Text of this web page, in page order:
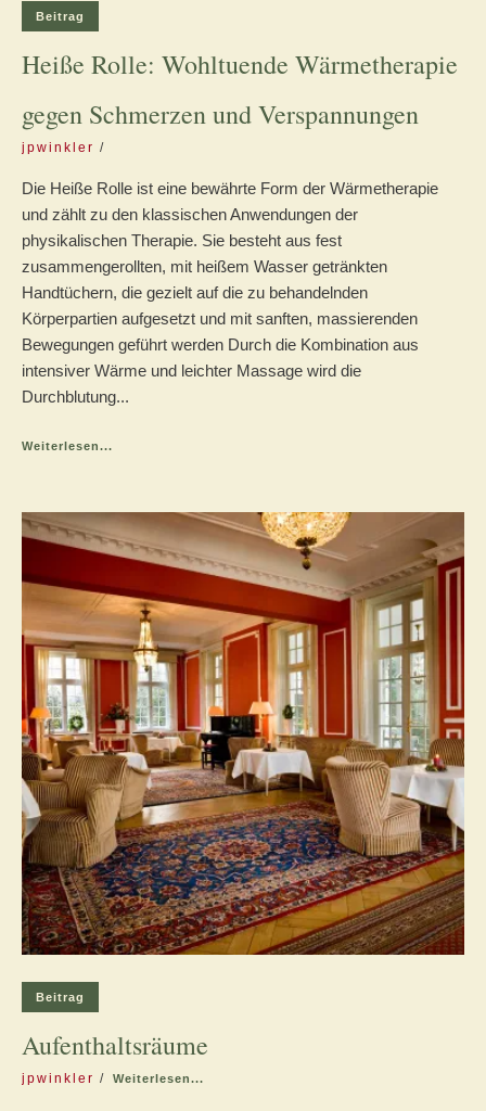
Beitrag
Heiße Rolle: Wohltuende Wärmetherapie
gegen Schmerzen und Verspannungen
jpwinkler
Die Heiße Rolle ist eine bewährte Form der Wärmetherapie
und zählt zu den klassischen Anwendungen der
physikalischen Therapie. Sie besteht aus fest
zusammengerollten, mit heißem Wasser getränkten
Handtüchern, die gezielt auf die zu behandelnden
Körperpartien aufgesetzt und mit sanften, massierenden
Bewegungen geführt werden Durch die Kombination aus
intensiver Wärme und leichter Massage wird die
Durchblutung...
Weiterlesen...
Beitrag
Aufenthaltsräume
jpwinkler Weiterlesen...